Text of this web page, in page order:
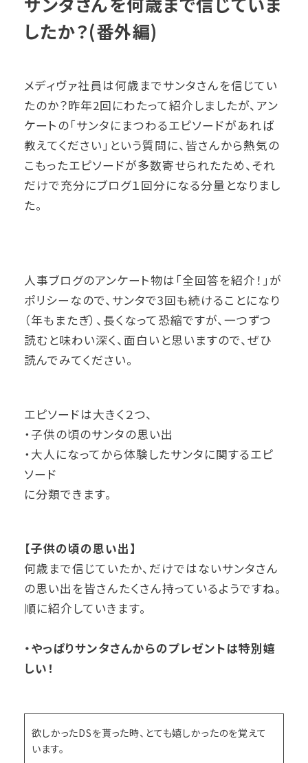
したか？(番外編)
メディヴァ社員は何歳までサンタさんを信じてい
たのか？昨年2回にわたって紹介しましたが、アン
ケートの「サンタにまつわるエピソードがあれば
教えてください」という質問に、皆さんから熱気の
こもったエピソードが多数寄せられたため、それ
だけで充分にブログ１回分になる分量となりまし
た。
人事ブログのアンケート物は「全回答を紹介！」が
ポリシーなので、サンタで3回も続けることになり
（年もまたぎ）、長くなって恐縮ですが、一つずつ
読むと味わい深く、面白いと思いますので、ぜひ
読んでみてください。
エピソードは大きく２つ、
・子供の頃のサンタの思い出
・大人になってから体験したサンタに関するエピ
ソード
に分類できます。
【子供の頃の思い出】
何歳まで信じていたか、だけではないサンタさん
の思い出を皆さんたくさん持っているようですね。
順に紹介していきます。
・やっぱりサンタさんからのプレゼントは特別嬉
しい！
欲しかったDSを貰った時、とても嬉しかったのを覚えて
います。